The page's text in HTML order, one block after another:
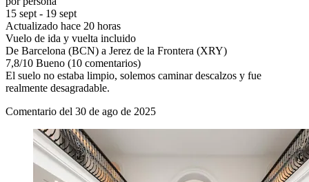
15 sept - 19 sept
Actualizado hace 20 horas
Vuelo de ida y vuelta incluido
De Barcelona (BCN) a Jerez de la Frontera (XRY)
7,8/10 Bueno (10 comentarios)
El suelo no estaba limpio, solemos caminar descalzos y fue
realmente desagradable.
Comentario del 30 de ago de 2025